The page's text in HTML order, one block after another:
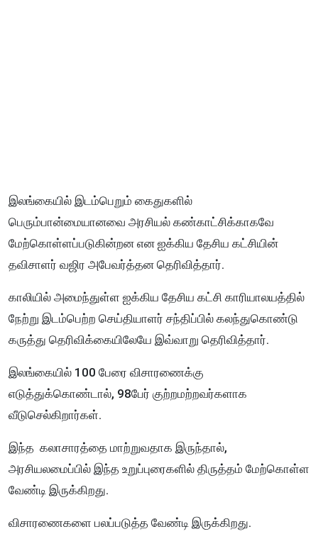
இலங்கையில் இடம்பெறும் கைதுகளில்
பெரும்பான்மையானவை அரசியல் கண்காட்சிக்காகவே
மேற்கொள்ளப்படுகின்றன என ஐக்கிய தேசிய கட்சியின்
தவிசாளர் வஜிர அபேவர்த்தன தெரிவித்தார்.
காலியில் அமைந்துள்ள ஐக்கிய தேசிய கட்சி காரியாலயத்தில்
நேற்று இடம்பெற்ற செய்தியாளர் சந்திப்பில் கலந்துகொண்டு
கருத்து தெரிவிக்கையிலேயே இவ்வாறு தெரிவித்தார்.
இலங்கையில் 100 பேரை விசாரணைக்கு
எடுத்துக்கொண்டால், 98பேர் குற்றமற்றவர்களாக
வீடுசெல்கிறார்கள்.
இந்த கலாசாரத்தை மாற்றுவதாக இருந்தால்,
அரசியலமைப்பில் இந்த உறுப்புரைகளில் திருத்தம் மேற்கொள்ள
வேண்டி இருக்கிறது.
விசாரணைகளை பலப்படுத்த வேண்டி இருக்கிறது.